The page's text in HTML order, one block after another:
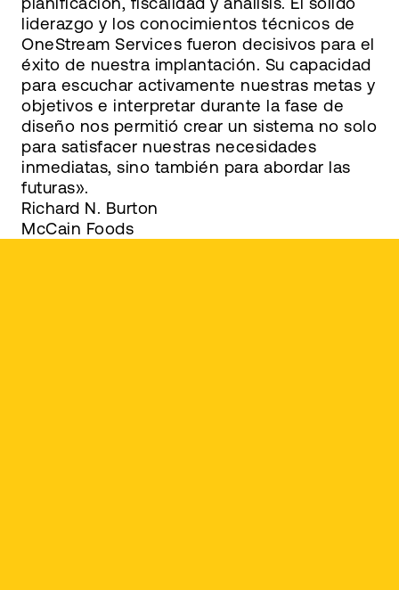
liderazgo y los conocimientos técnicos de
OneStream Services fueron decisivos para el
éxito de nuestra implantación. Su capacidad
para escuchar activamente nuestras metas y
objetivos e interpretar durante la fase de
diseño nos permitió crear un sistema no solo
para satisfacer nuestras necesidades
inmediatas, sino también para abordar las
futuras».
Richard N. Burton
McCain Foods